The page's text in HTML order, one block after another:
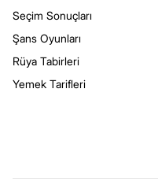
Seçim Sonuçları
Şans Oyunları
Rüya Tabirleri
Yemek Tarifleri